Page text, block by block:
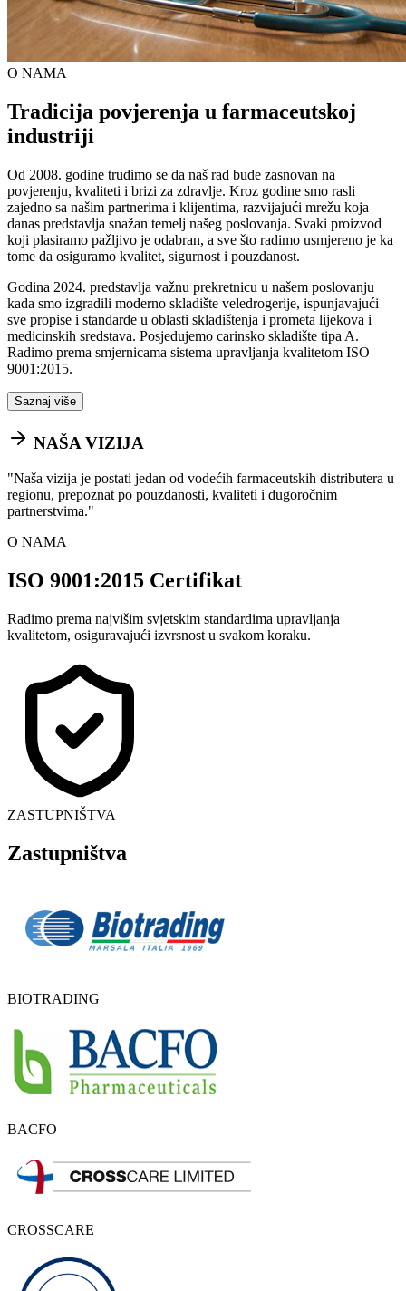
O NAMA
Tradicija povjerenja u farmaceutskoj
industriji
Od 2008. godine trudimo se da naš rad bude zasnovan na
povjerenju, kvaliteti i brizi za zdravlje. Kroz godine smo rasli
zajedno sa našim partnerima i klijentima, razvijajući mrežu koja
danas predstavlja snažan temelj našeg poslovanja. Svaki proizvod
koji plasiramo pažljivo je odabran, a sve što radimo usmjereno je ka
tome da osiguramo kvalitet, sigurnost i pouzdanost.
Godina 2024. predstavlja važnu prekretnicu u našem poslovanju
kada smo izgradili moderno skladište veledrogerije, ispunjavajući
sve propise i standarde u oblasti skladištenja i prometa lijekova i
medicinskih sredstava. Posjedujemo carinsko skladište tipa A.
Radimo prema smjernicama sistema upravljanja kvalitetom ISO
9001:2015.
Saznaj više
NAŠA VIZIJA
"Naša vizija je postati jedan od vodećih farmaceutskih distributera u
regionu, prepoznat po pouzdanosti, kvaliteti i dugoročnim
partnerstvima."
O NAMA
ISO 9001:2015 Certifikat
Radimo prema najvišim svjetskim standardima upravljanja
kvalitetom, osiguravajući izvrsnost u svakom koraku.
ZASTUPNIŠTVA
Zastupništva
BIOTRADING
BACFO
CROSSCARE